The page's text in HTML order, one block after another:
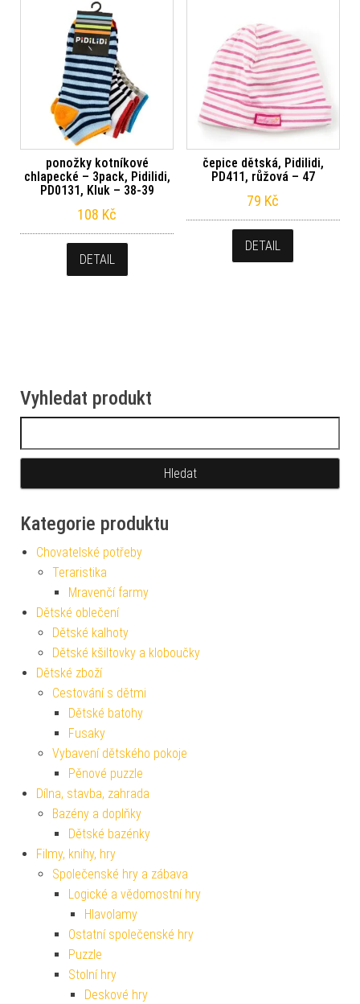
ponožky kotníkové
chlapecké – 3pack, Pidilidi,
PD0131, Kluk – 38-39
108 Kč
DETAIL
čepice dětská, Pidilidi,
PD411, růžová – 47
79 Kč
DETAIL
Vyhledat produkt
Kategorie produktu
Chovatelské potřeby
Teraristika
Mravenčí farmy
Dětské oblečení
Dětské kalhoty
Dětské kšiltovky a kloboučky
Dětské zboží
Cestování s dětmi
Dětské batohy
Fusaky
Vybavení dětského pokoje
Pěnové puzzle
Dílna, stavba, zahrada
Bazény a doplňky
Dětské bazénky
Filmy, knihy, hry
Společenské hry a zábava
Logické a vědomostní hry
Hlavolamy
Ostatní společenské hry
Puzzle
Stolní hry
Deskové hry